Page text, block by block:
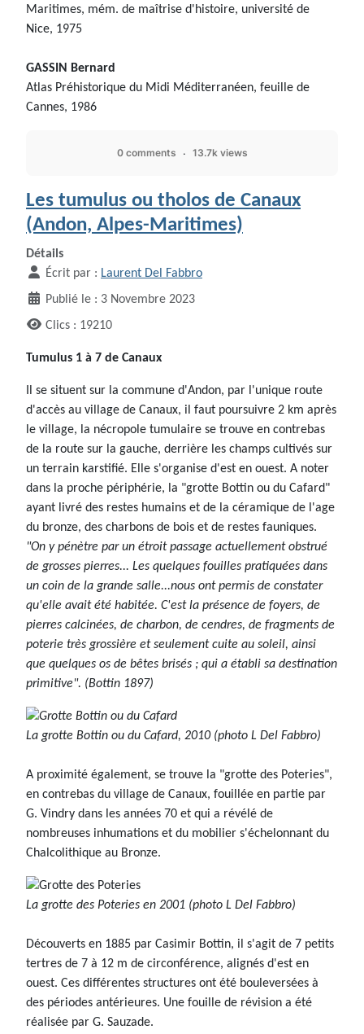
Maritimes, mém. de maîtrise d'histoire, université de
Nice, 1975
GASSIN Bernard
Atlas Préhistorique du Midi Méditerranéen, feuille de
Cannes, 1986
0 comments 13.7k views
Les tumulus ou tholos de Canaux
(Andon, Alpes-Maritimes)
Détails
Écrit par : Laurent Del Fabbro
Publié le : 3 Novembre 2023
Clics : 19210
Tumulus 1 à 7 de Canaux
Il se situent sur la commune d'Andon, par l'unique route
d'accès au village de Canaux, il faut poursuivre 2 km après
le village, la nécropole tumulaire se trouve en contrebas
de la route sur la gauche, derrière les champs cultivés sur
un terrain karstifié. Elle s'organise d'est en ouest. A noter
dans la proche périphérie, la "grotte Bottin ou du Cafard"
ayant livré des restes humains et de la céramique de l'age
du bronze, des charbons de bois et de restes fauniques.
"On y pénètre par un étroit passage actuellement obstrué
de grosses pierres... Les quelques fouilles pratiquées dans
un coin de la grande salle...nous ont permis de constater
qu'elle avait été habitée. C'est la présence de foyers, de
pierres calcinées, de charbon, de cendres, de fragments de
poterie très grossière et seulement cuite au soleil, ainsi
que quelques os de bêtes brisés ; qui a établi sa destination
primitive". (Bottin 1897)
La grotte Bottin ou du Cafard, 2010 (photo L Del Fabbro)
A proximité également, se trouve la "grotte des Poteries",
en contrebas du village de Canaux, fouillée en partie par
G. Vindry dans les années 70 et qui a révélé de
nombreuses inhumations et du mobilier s'échelonnant du
Chalcolithique au Bronze.
La grotte des Poteries en 2001 (photo L Del Fabbro)
Découverts en 1885 par Casimir Bottin, il s'agit de 7 petits
tertres de 7 à 12 m de circonférence, alignés d'est en
ouest. Ces différentes structures ont été bouleversées à
des périodes antérieures. Une fouille de révision a été
réalisée par G. Sauzade.